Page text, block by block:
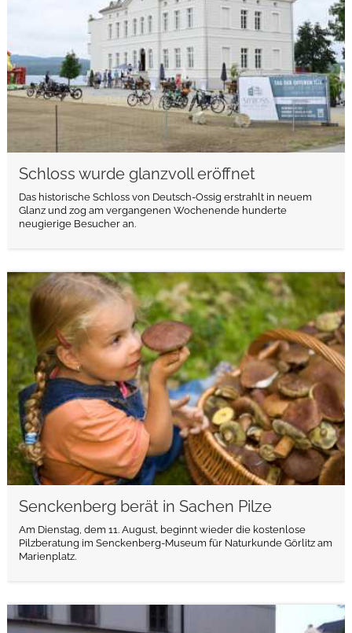
Schloss wurde glanzvoll eröffnet
Das historische Schloss von Deutsch-Ossig erstrahlt in neuem
Glanz und zog am vergangenen Wochenende hunderte
neugierige Besucher an.
Senckenberg berät in Sachen Pilze
Am Dienstag, dem 11. August, beginnt wieder die kostenlose
Pilzberatung im Senckenberg-Museum für Naturkunde Görlitz am
Marienplatz.
weiterlesen
weiterlesen